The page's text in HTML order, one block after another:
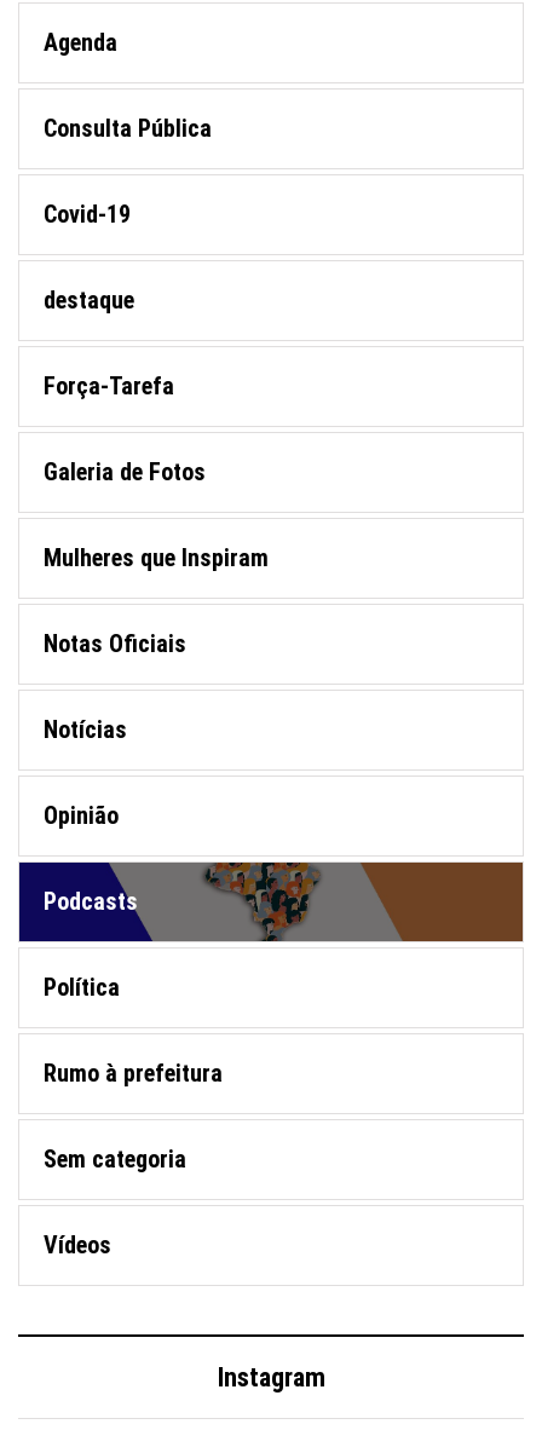
Agenda
Consulta Pública
Covid-19
destaque
Força-Tarefa
Galeria de Fotos
Mulheres que Inspiram
Notas Oficiais
Notícias
Opinião
Podcasts
Política
Rumo à prefeitura
Sem categoria
Vídeos
Instagram